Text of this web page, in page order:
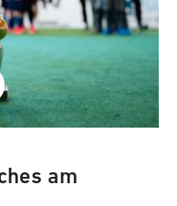
am